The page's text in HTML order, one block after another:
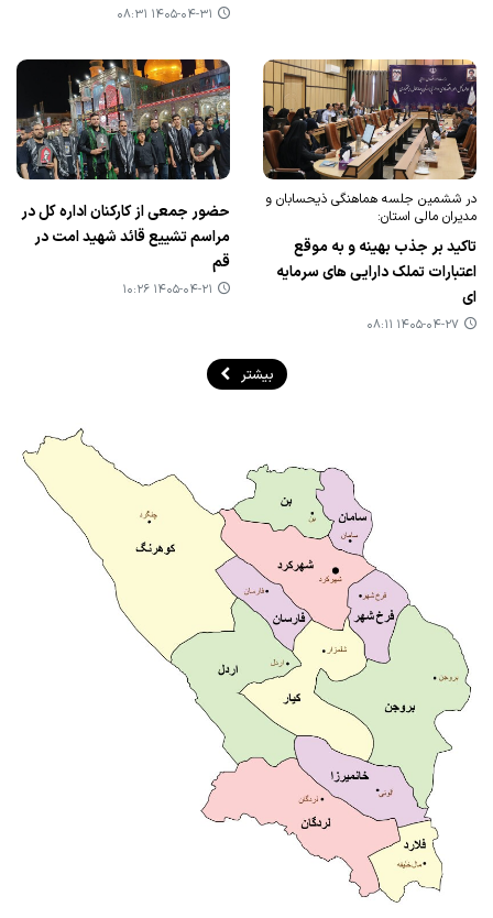
۱۴۰۵-۰۴-۳۱ ۰۸:۳۱
در ششمین جلسه هماهنگی ذیحسابان و
مدیران مالی استان:
تاکید بر جذب بهینه و به موقع
اعتبارات تملک دارایی های سرمایه
ای
۱۴۰۵-۰۴-۲۷ ۰۸:۱۱
حضور جمعی از کارکنان اداره کل در
مراسم تشییع قائد شهید امت در
قم
۱۴۰۵-۰۴-۲۱ ۱۰:۲۶
بیشتر